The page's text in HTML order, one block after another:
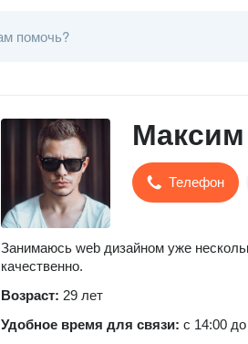
Телефон
Занимаюсь web дизайном уже
качественно.
Возраст: 29 лет
Удобное время для связи: с 14:00